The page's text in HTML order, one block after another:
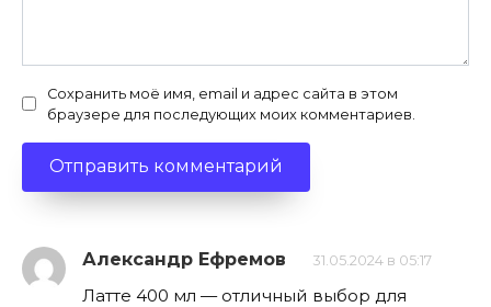
Сохранить моё имя, email и адрес сайта в этом
браузере для последующих моих комментариев.
Александр Ефремов 31.05.2024 в 05:17
Латте 400 мл — отличный выбор для